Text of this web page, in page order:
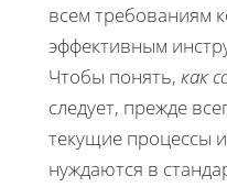
всем требованиям
эффективным
Чтобы понять, как
следует, прежде
текущие процессы
нуждаются в